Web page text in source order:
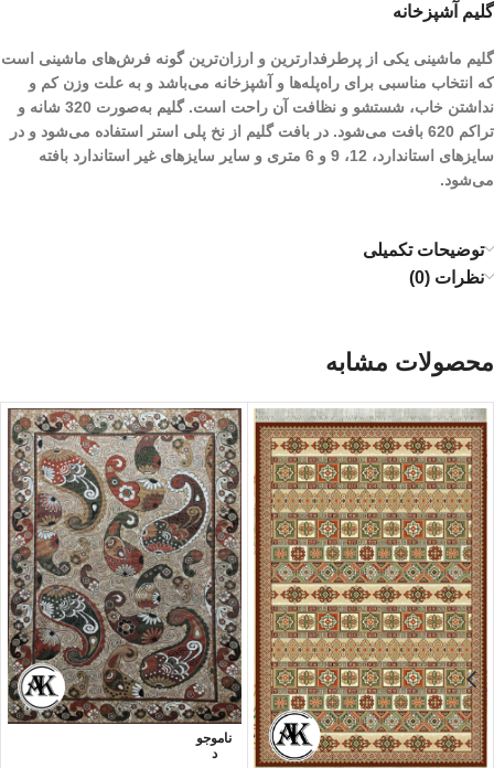
گلیم آشپزخانه
گلیم ماشینی یکی از پرطرفدارترین و ارزان‌ترین گونه فرش‌های ماشینی است
که انتخاب مناسبی برای راه‌پله‌ها و آشپزخانه می‌باشد و به علت وزن کم و
نداشتن خاب، شستشو و نظافت آن راحت است. گلیم به‌صورت 320 شانه و
تراکم 620 بافت می‌شود. در بافت گلیم از نخ پلی استر استفاده می‌شود و در
سایزهای استاندارد، 12، 9 و 6 متری و سایر سایز‌های غیر استاندارد بافته
می‌شود.
توضیحات تکمیلی
نظرات (0)
محصولات مشابه
ناموجو
د